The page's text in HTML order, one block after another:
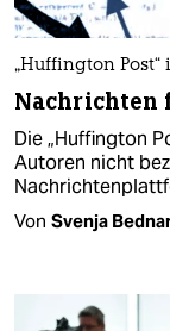
„Huffington
Nachrichten
Die „Huffington
Autoren nicht
Von Svenja